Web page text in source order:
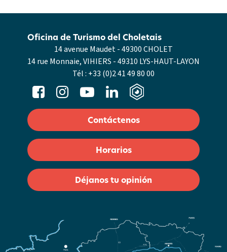
14 avenue Maudet - 49300 CHOLET
14 rue Monnaie, VIHIERS - 49310 LYS-HAUT-LAYON
Tél : +33 (0)2 41 49 80 00
Oficina de Turismo del Choletais
Contáctenos
Horarios
Déjanos tu opinión